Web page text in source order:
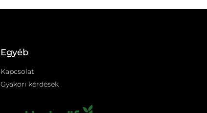
Egyéb
Kapcsolat
Gyakori kérdések